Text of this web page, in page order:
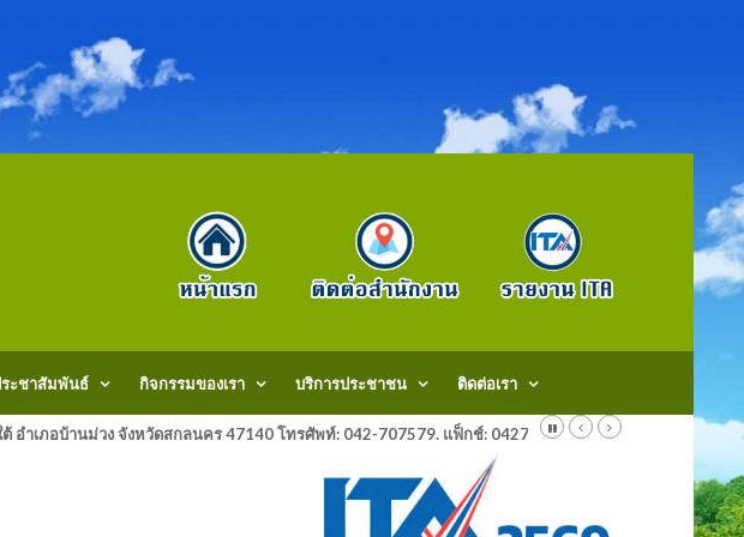
ะชาสัมพันธ์ กิจกรรมของเรา บริการประชาชน ติดต่อเรา
อำเภอบ้านม่วง จังหวัดสกลนคร 47140 โทรศัพท์: 042-707579. แฟ็กช์: 042707579 E-Mail: